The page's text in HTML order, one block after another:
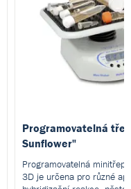
Programovatelná
Sunflower"
Programovatelná
3D je určena pro různé